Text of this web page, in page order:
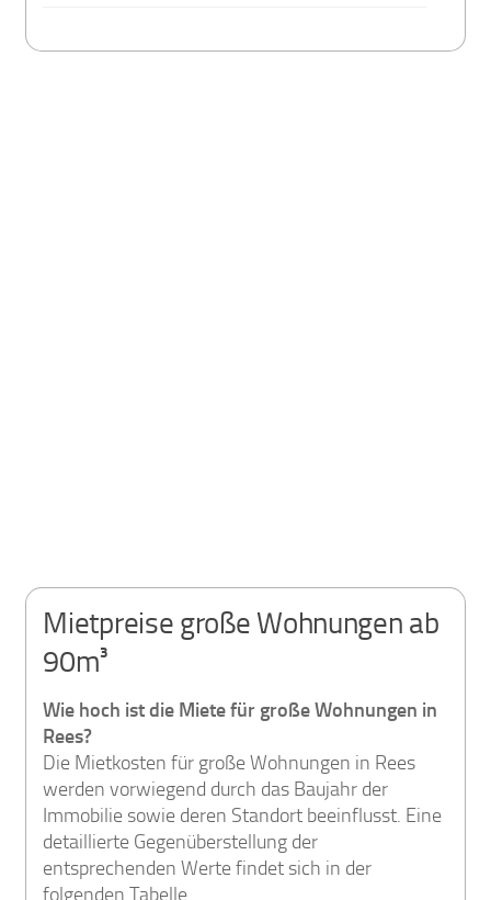
Mietpreise große Wohnungen ab
90m³
Wie hoch ist die Miete für große Wohnungen in
Rees?
Die Mietkosten für große Wohnungen in Rees
werden vorwiegend durch das Baujahr der
Immobilie sowie deren Standort beeinflusst. Eine
detaillierte Gegenüberstellung der
entsprechenden Werte findet sich in der
folgenden Tabelle.